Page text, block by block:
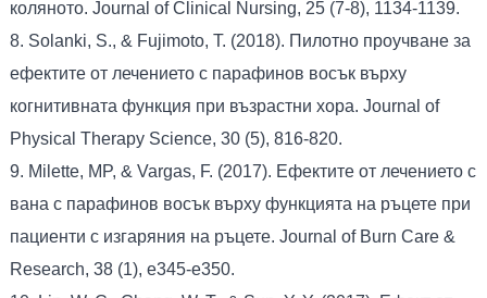
коляното. Journal of Clinical Nursing, 25 (7-8), 1134-1139.
8. Solanki, S., & Fujimoto, T. (2018). Пилотно проучване за
ефектите от лечението с парафинов восък върху
когнитивната функция при възрастни хора. Journal of
Physical Therapy Science, 30 (5), 816-820.
9. Milette, MP, & Vargas, F. (2017). Ефектите от лечението с
вана с парафинов восък върху функцията на ръцете при
пациенти с изгаряния на ръцете. Journal of Burn Care &
Research, 38 (1), e345-e350.